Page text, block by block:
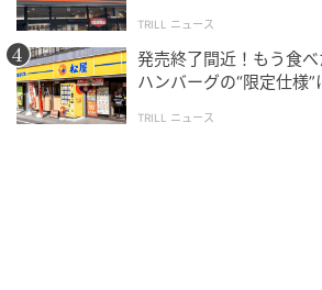
TRILL ニュース
発売終了間近！もう食
ハンバーグの“限定仕様”
TRILL ニュース